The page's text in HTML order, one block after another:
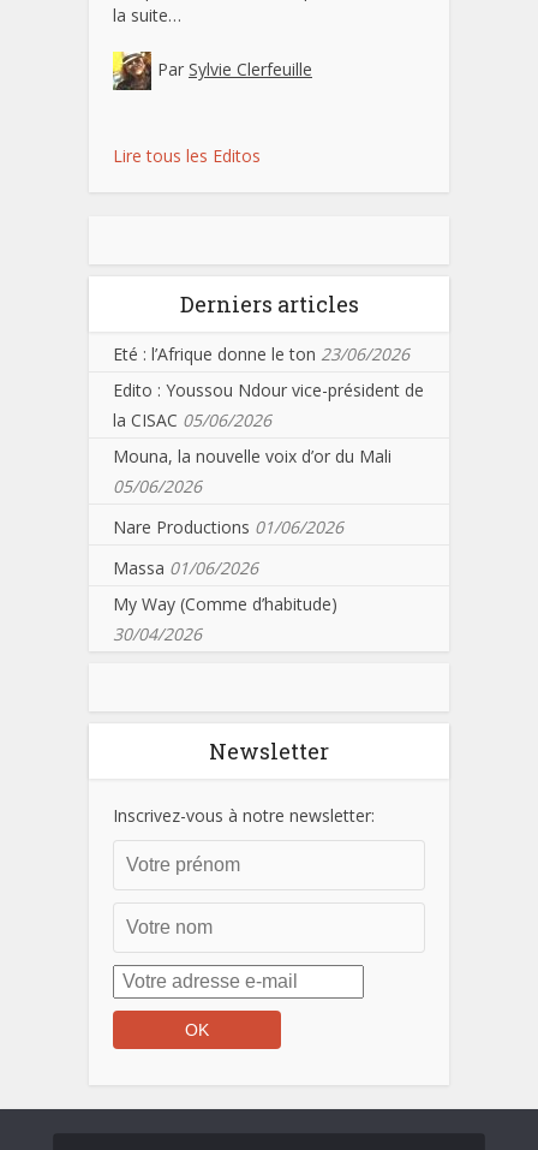
la suite…
Par Sylvie Clerfeuille
Lire tous les Editos
Derniers articles
Eté : l’Afrique donne le ton 23/06/2026
Edito : Youssou Ndour vice-président de
la CISAC 05/06/2026
Mouna, la nouvelle voix d’or du Mali
05/06/2026
Nare Productions 01/06/2026
Massa 01/06/2026
My Way (Comme d’habitude)
30/04/2026
Newsletter
Inscrivez-vous à notre newsletter: